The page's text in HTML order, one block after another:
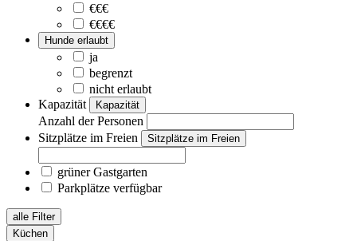
€€€
€€€€
Hunde erlaubt
ja
begrenzt
nicht erlaubt
Kapazität
Kapazität
Anzahl der Personen
Sitzplätze im Freien
Sitzplätze im Freien
grüner Gastgarten
Parkplätze verfügbar
alle Filter
Küchen